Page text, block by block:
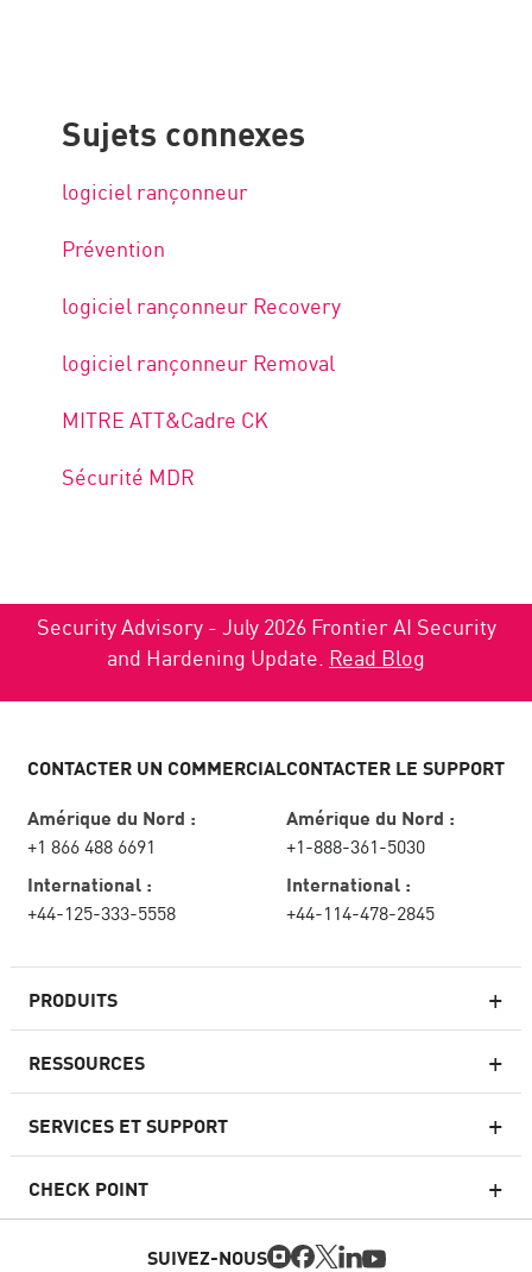
Sujets connexes
logiciel rançonneur
Prévention
logiciel rançonneur Recovery
logiciel rançonneur Removal
MITRE ATT&Cadre CK
Sécurité MDR
Security Advisory - July 2026 Frontier AI Security
and Hardening Update. Read Blog
PRODUITS
Pare-feux de nouvelle génération
Entreprise pare-feu
Sécurité réseau pour le cloud
RESSOURCES
SERVICES ET SUPPORT
CHECK POINT
CONTACTER UN COMMERCIAL
Amérique du Nord :
+1 866 488 6691
International :
+44-125-333-5558
CONTACTER LE SUPPORT
Amérique du Nord :
+1-888-361-5030
International :
+44-114-478-2845
SUIVEZ-NOUS